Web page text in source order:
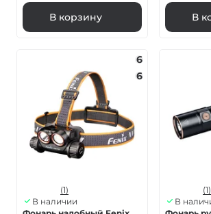
В корзину В
6
6
(1)
В наличии
(1)
В